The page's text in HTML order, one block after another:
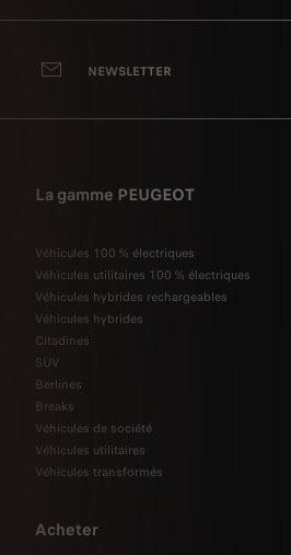
NEWSLETTER
La gamme PEUGEOT
Véhicules 100 % électriques
Véhicules utilitaires 100 % électriques
Véhicules hybrides rechargeables
Véhicules hybrides
Citadines
SUV
Berlines
Breaks
Véhicules de société
Véhicules utilitaires
Véhicules transformés
Acheter